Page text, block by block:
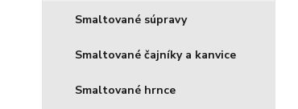
Smaltované súpravy
Smaltované čajníky a kanvice
Smaltované hrnce